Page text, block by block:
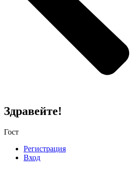
Здравейте!
Гост
Регистрация
Вход